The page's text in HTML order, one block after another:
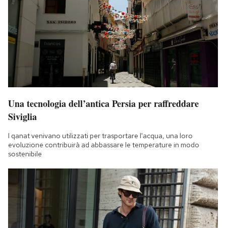
Una tecnologia dell’antica Persia per raffreddare
Siviglia
I qanat venivano utilizzati per trasportare l'acqua, una loro
evoluzione contribuirà ad abbassare le temperature in modo
sostenibile